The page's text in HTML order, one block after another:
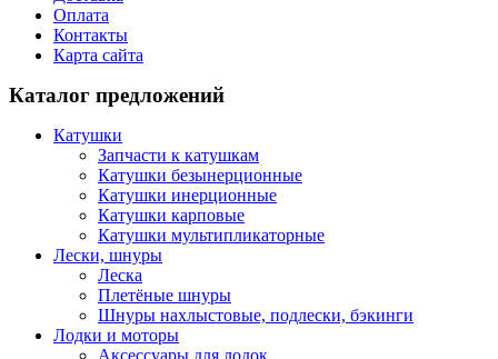
Оплата
Контакты
Карта сайта
Каталог предложений
Катушки
Запчасти к катушкам
Катушки безынерционные
Катушки инерционные
Катушки карповые
Катушки мультипликаторные
Лески, шнуры
Леска
Плетёные шнуры
Шнуры нахлыстовые, подлески, бэкинги
Лодки и моторы
Аксессуары для лодок